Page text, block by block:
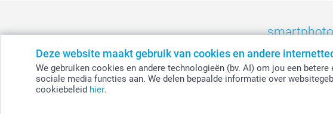
Deze website maakt gebruik van cookies en andere
We gebruiken cookies en andere technologieën (bv. AI) om jou een
sociale media functies aan. We delen bepaalde informatie over
cookiebeleid hier.
België - Belgique - Danmark - Deutschland - France - Ireland - Nederland